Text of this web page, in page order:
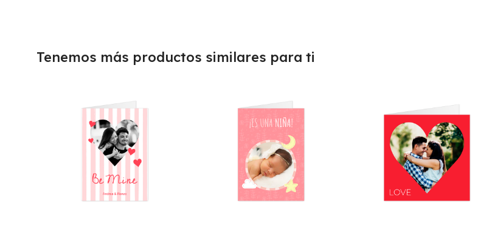
Tenemos más productos similares para ti